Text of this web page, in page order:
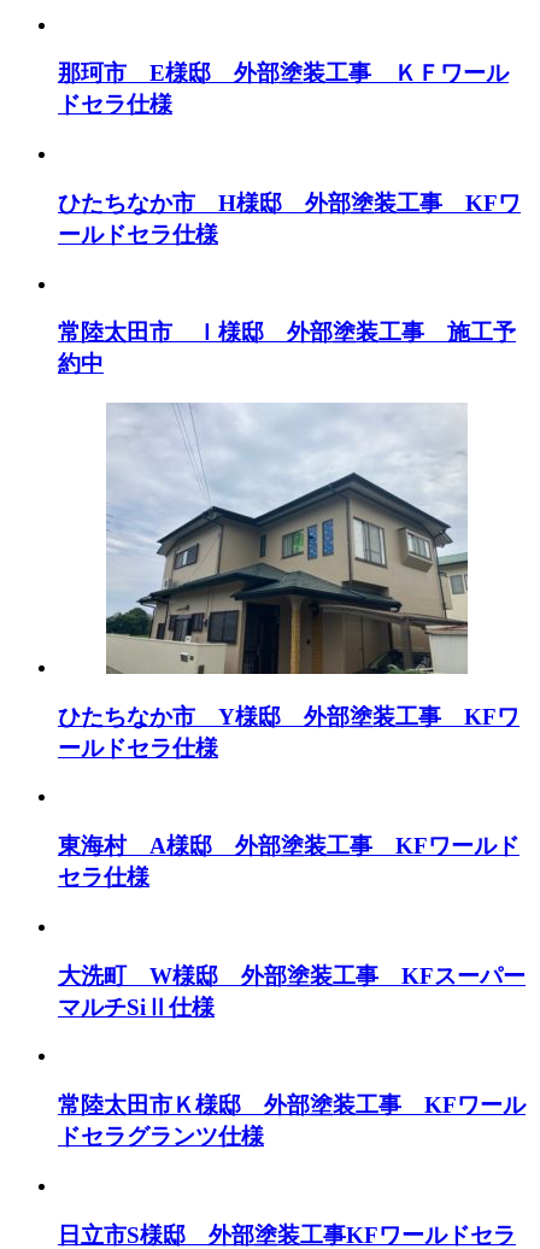
那珂市 E様邸 外部塗装工事 ＫＦワール
ドセラ仕様
ひたちなか市 H様邸 外部塗装工事 KFワ
ールドセラ仕様
常陸太田市 Ｉ様邸 外部塗装工事 施工予
約中
ひたちなか市 Y様邸 外部塗装工事 KFワ
ールドセラ仕様
東海村 A様邸 外部塗装工事 KFワールド
セラ仕様
大洗町 W様邸 外部塗装工事 KFスーパー
マルチSiⅡ仕様
常陸太田市Ｋ様邸 外部塗装工事 KFワール
ドセラグランツ仕様
日立市S様邸 外部塗装工事KFワールドセラ